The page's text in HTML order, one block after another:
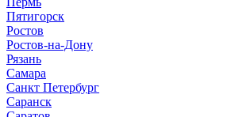
Пятигорск
Ростов
Ростов-на-Дону
Рязань
Самара
Санкт Петербург
Саранск